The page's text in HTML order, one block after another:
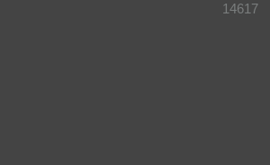
14617